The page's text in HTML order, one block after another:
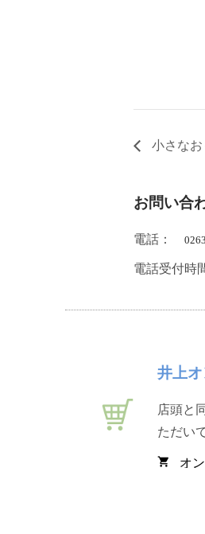
小さな
お問い合
電話：
電話受付時
井上
店頭と
ただい
shopping_cart オ